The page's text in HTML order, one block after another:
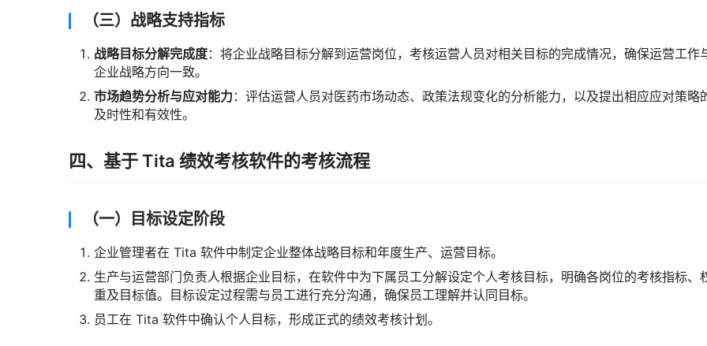
（三）战略支持指标
战略目标分解完成度：将企业战略目标分解到运营岗位，考核运营人员对相关目标的完成情况，确保运营工作
企业战略方向一致。
市场趋势分析与应对能力：评估运营人员对医药市场动态、政策法规变化的分析能力，以及提出相应应对策略
及时性和有效性。
四、基于 Tita 绩效考核软件的考核流程
（一）目标设定阶段
企业管理者在 Tita 软件中制定企业整体战略目标和年度生产、运营目标。
生产与运营部门负责人根据企业目标，在软件中为下属员工分解设定个人考核目标，明确各岗位的考核指标、
重及目标值。目标设定过程需与员工进行充分沟通，确保员工理解并认同目标。
员工在 Tita 软件中确认个人目标，形成正式的绩效考核计划。